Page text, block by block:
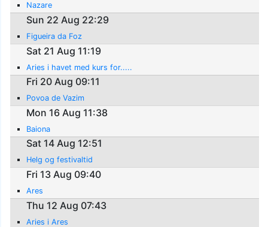
Nazare
Sun 22 Aug 22:29
Figueira da Foz
Sat 21 Aug 11:19
Aries i havet med kurs for.....
Fri 20 Aug 09:11
Povoa de Vazim
Mon 16 Aug 11:38
Baiona
Sat 14 Aug 12:51
Helg og festivaltid
Fri 13 Aug 09:40
Ares
Thu 12 Aug 07:43
Aries i Ares